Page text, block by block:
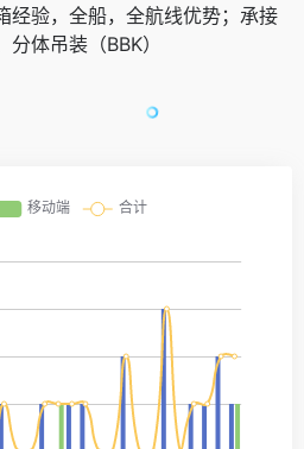
经验，全船，全航线优势；承接
体吊装（BBK）